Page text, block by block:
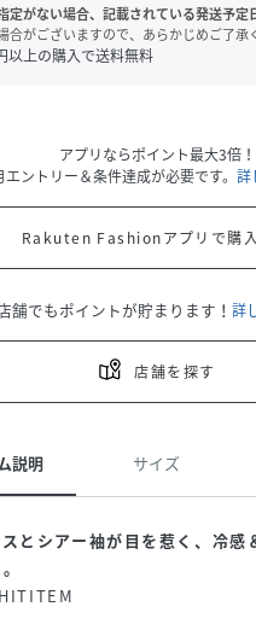
定がない場合、記載されている発送予定
合がございますので、あらかじめご了承
以上の購入で送料無料
アプリならポイント最大3倍！
エントリー＆条件達成が必要です。 詳
Rakuten Fashionアプリで購
舗でもポイントが貯まります！ 詳
店舗を探す
説明 サイズ
とシアー袖が目を惹く、冷感